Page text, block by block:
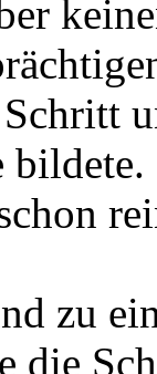
bildete.
zu
die